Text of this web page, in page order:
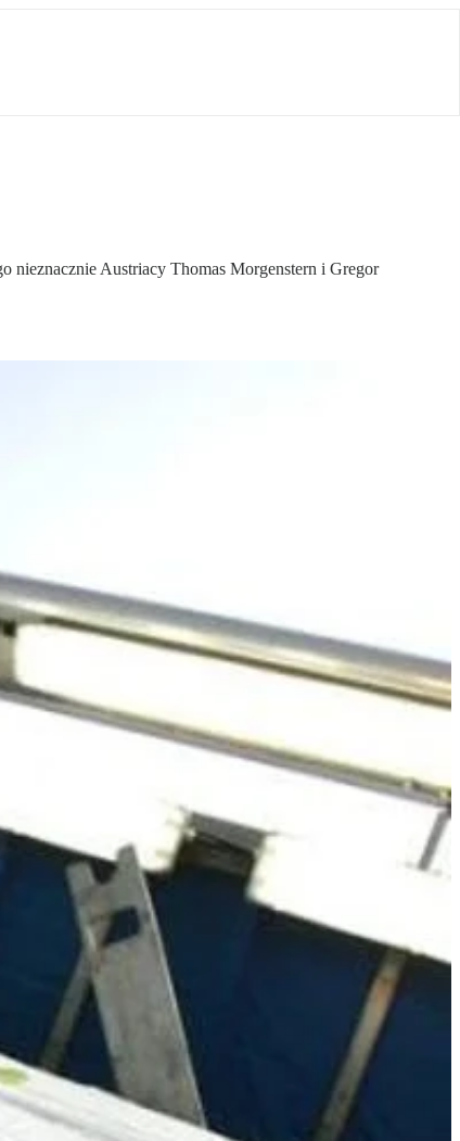
nieznacznie Austriacy Thomas Morgenstern i Gregor